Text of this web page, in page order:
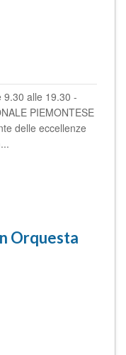
alle 19.30 -
PIEMONTESE
delle eccellenze
Orquesta